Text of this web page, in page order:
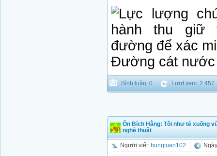
Đường cát nước
Bình luận: 0 Lượt xem: 2 457
Ôn Bích Hằng: Tôi như té xuống
nghệ thuật
Người viết: hungtuan102